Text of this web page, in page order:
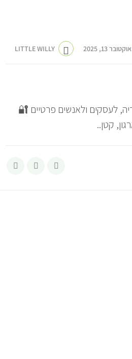
אוקטובר 13, 2025 LITTLE WILLY
לעסקים ולאנשים פרטיים 🔐
קטן..